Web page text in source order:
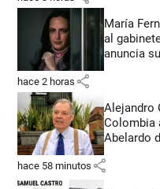
María
al
anuncia
hace 2 horas share
Alejandro
Colombia
Abelardo
hace 58 minutos share